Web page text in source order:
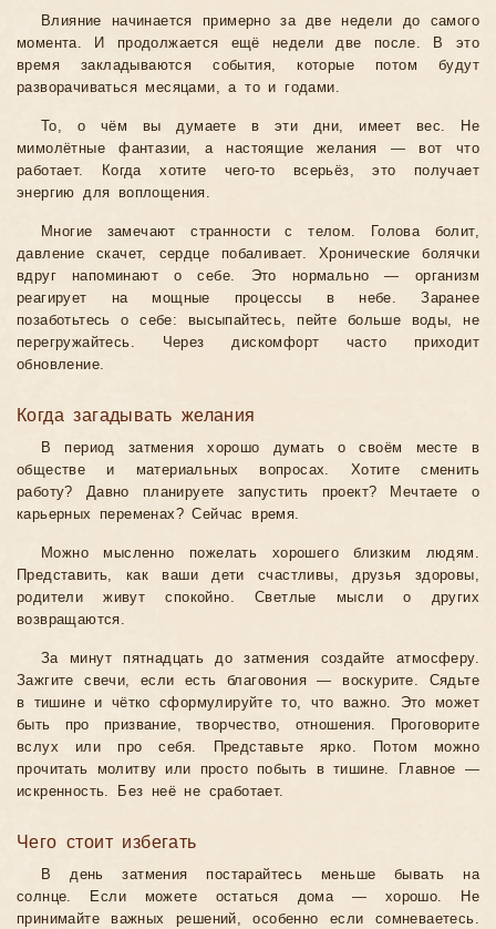
Влияние начинается примерно за две недели до самого
момента. И продолжается ещё недели две после. В это
время закладываются события, которые потом будут
разворачиваться месяцами, а то и годами.
То, о чём вы думаете в эти дни, имеет вес. Не
мимолётные фантазии, а настоящие желания — вот что
работает. Когда хотите чего-то всерьёз, это получает
энергию для воплощения.
Многие замечают странности с телом. Голова болит,
давление скачет, сердце побаливает. Хронические болячки
вдруг напоминают о себе. Это нормально — организм
реагирует на мощные процессы в небе. Заранее
позаботьтесь о себе: высыпайтесь, пейте больше воды, не
перегружайтесь. Через дискомфорт часто приходит
обновление.
Когда загадывать желания
В период затмения хорошо думать о своём месте в
обществе и материальных вопросах. Хотите сменить
работу? Давно планируете запустить проект? Мечтаете о
карьерных переменах? Сейчас время.
Можно мысленно пожелать хорошего близким людям.
Представить, как ваши дети счастливы, друзья здоровы,
родители живут спокойно. Светлые мысли о других
возвращаются.
За минут пятнадцать до затмения создайте атмосферу.
Зажгите свечи, если есть благовония — воскурите. Сядьте
в тишине и чётко сформулируйте то, что важно. Это может
быть про призвание, творчество, отношения. Проговорите
вслух или про себя. Представьте ярко. Потом можно
прочитать молитву или просто побыть в тишине. Главное —
искренность. Без неё не сработает.
Чего стоит избегать
В день затмения постарайтесь меньше бывать на
солнце. Если можете остаться дома — хорошо. Не
принимайте важных решений, особенно если сомневаетесь.